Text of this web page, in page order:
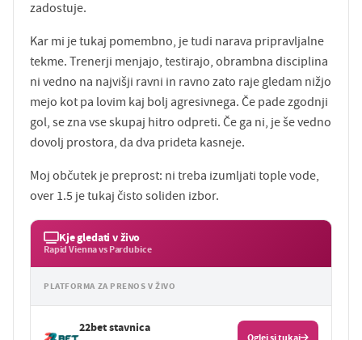
zadostuje.
Kar mi je tukaj pomembno, je tudi narava pripravljalne
tekme. Trenerji menjajo, testirajo, obrambna disciplina
ni vedno na najvišji ravni in ravno zato raje gledam nižjo
mejo kot pa lovim kaj bolj agresivnega. Če pade zgodnji
gol, se zna vse skupaj hitro odpreti. Če ga ni, je še vedno
dovolj prostora, da dva prideta kasneje.
Moj občutek je preprost: ni treba izumljati tople vode,
over 1.5 je tukaj čisto soliden izbor.
Kje gledati v živo
Rapid Vienna vs Pardubice
PLATFORMA ZA PRENOS V ŽIVO
22bet stavnica